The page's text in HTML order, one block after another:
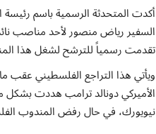
أكدت المتحدثة الرسمية باسم
السفير رياض منصور لأحد مناصب
تقدمت رسمياً للترشح لشغل هذا
ويأتي هذا التراجع الفلسطيني عقب ما
الأميركي دونالد ترامب هددت بشكل
نيويورك، في حال رفض المندوب